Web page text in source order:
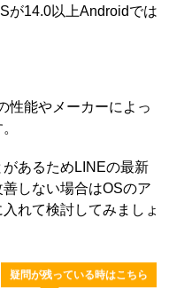
が14.0以上Androidでは
性能やメーカーによっ
あるためLINEの最新
しない場合はOSのア
れて検討してみましょ
疑問が残っている時はこちら